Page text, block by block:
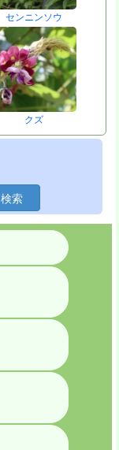
センニンソウ
クズ
検索